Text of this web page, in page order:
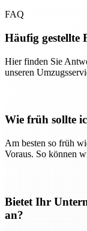
FAQ
Häufig gestellte
Hier finden Sie
unseren
Wie früh sollte
Am besten so früh
Voraus. So können
Bietet Ihr
an?